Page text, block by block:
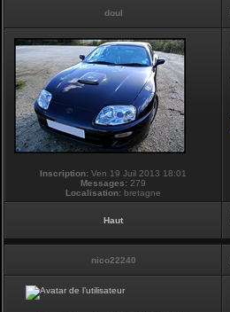
doul
Inscription: Ven 19 Juil 2013 18:01
Messages: 279
Localisation: bretagne
Haut
nico22240